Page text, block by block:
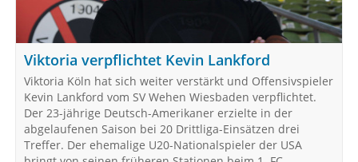
Viktoria verpflichtet Kevin Lankford
Viktoria Köln hat sich weiter verstärkt und Offensivspieler
Kevin Lankford vom SV Wehen Wiesbaden verpflichtet.
Der 23-jährige Deutsch-Amerikaner erzielte in der
abgelaufenen Saison bei 20 Drittliga-Einsätzen drei
Treffer. Der ehemalige U20-Nationalspieler der USA